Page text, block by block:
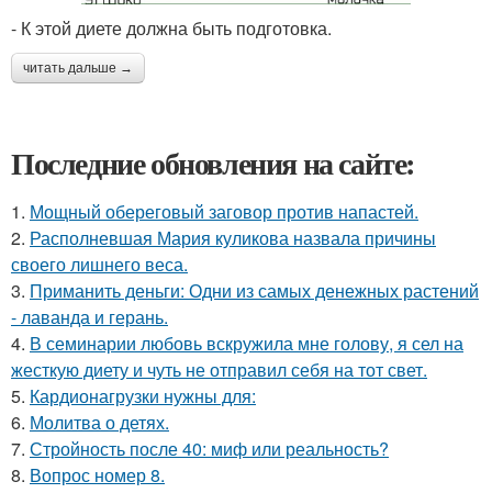
- К этой диете должна быть подготовка.
читать дальше →
Последние обновления на сайте:
1. Мощный обереговый заговор против напастей.
2. Располневшая Мария куликова назвала причины
своего лишнего веса.
3. Приманить деньги: Одни из самых денежных растений
- лаванда и герань.
4. В семинарии любовь вскружила мне голову, я сел на
жесткую диету и чуть не отправил себя на тот свет.
5. Кардионагрузки нужны для:
6. Молитва о детях.
7. Стройность после 40: миф или реальность?
8. Вопрос номер 8.